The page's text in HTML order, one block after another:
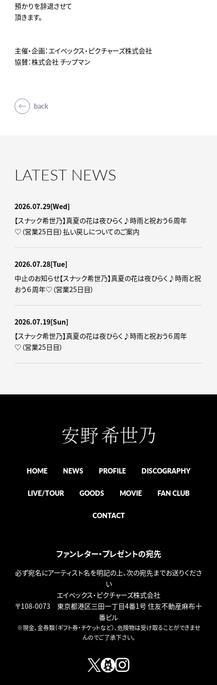
預かりを辞退させて
頂きます。
主催・企画：エイベックス・ピクチャーズ株式会社
協賛：株式会社 チップマン
back
LATEST NEWS
2026.07.29[Wed]
【スナック希世乃】真夏の花は夜ひらく♪時雨と祝おう６周年
♡（営業25日目）払い戻しについてのご案内
2026.07.28[Tue]
中止のお知らせ【スナック希世乃】真夏の花は夜ひらく♪時雨と祝
おう６周年♡（営業25日目）
2026.07.19[Sun]
【スナック希世乃】真夏の花は夜ひらく♪時雨と祝おう６周年
♡（営業25日目）
HOME NEWS PROFILE DISCOGRAPHY
LIVE/TOUR GOODS MOVIE FAN CLUB
CONTACT
ファンレター・プレゼントの宛先
必ず宛名にアーティスト名を明記の上、次の宛先までお送りくださ
い
エイベックス・ピクチャーズ株式会社
〒108-0073 東京都港区三田一丁目4番1号 住友不動産麻布十
番ビル
※現金、金券類（ギフト券・チケットなど）、危険物は受け取ることができませ
んのでご了承下さい。